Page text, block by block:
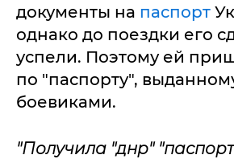
документы на паспорт
однако до поездки его
успели. Поэтому ей
по "паспорту",
боевиками.
"Получила "днр"